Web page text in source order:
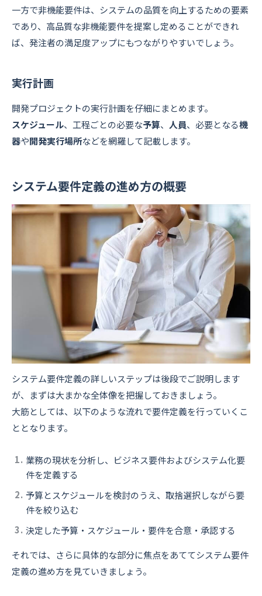
一方で非機能要件は、システムの品質を向上するための要素
であり、高品質な非機能要件を提案し定めることができれ
ば、発注者の満足度アップにもつながりやすいでしょう。
実行計画
開発プロジェクトの実行計画を仔細にまとめます。
スケジュール、工程ごとの必要な予算、 人員、必要となる機
器や開発実行場所などを網羅して記載します。
システム要件定義の進め方の概要
システム要件定義の詳しいステップは後段でご説明します
が、まずは大まかな全体像を把握しておきましょう。
大筋としては、以下のような流れで要件定義を行っていくこ
ととなります。
業務の現状を分析し、ビジネス要件およびシステム化要
件を定義する
予算とスケジュールを検討のうえ、取捨選択しながら要
件を絞り込む
決定した予算・スケジュール・要件を合意・承認する
それでは、さらに具体的な部分に焦点をあててシステム要件
定義の進め方を見ていきましょう。